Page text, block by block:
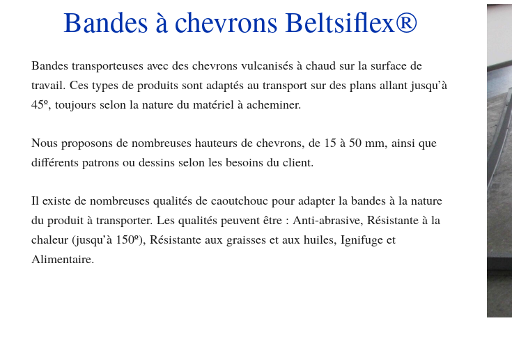
Bandes à chevrons Beltsiflex®
Bandes transporteuses avec des chevrons vulcanisés à chaud sur la surface de
travail. Ces types de produits sont adaptés au transport sur des plans allant jusqu’à
45º, toujours selon la nature du matériel à acheminer.
Nous proposons de nombreuses hauteurs de chevrons, de 15 à 50 mm, ainsi que
différents patrons ou dessins selon les besoins du client.
Il existe de nombreuses qualités de caoutchouc pour adapter la bandes à la nature
du produit à transporter. Les qualités peuvent être : Anti-abrasive, Résistante à la
chaleur (jusqu’à 150º), Résistante aux graisses et aux huiles, Ignifuge et
Alimentaire.